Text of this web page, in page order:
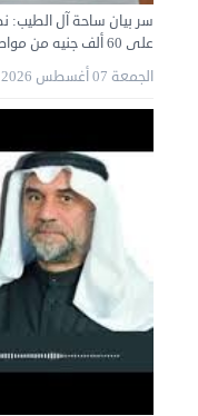
سر بيان ساحة آل الطيب:
على 60 ألف جنيه من مواطن
الجمعة 07 أغسطس 2026 12:57 م